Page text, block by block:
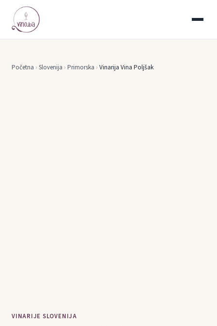
Početna › Slovenija › Primorska › Vinarija Vina Poljšak
VINARIJE SLOVENIJA